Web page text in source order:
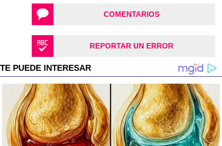
COMENTARIOS
REPORTAR UN ERROR